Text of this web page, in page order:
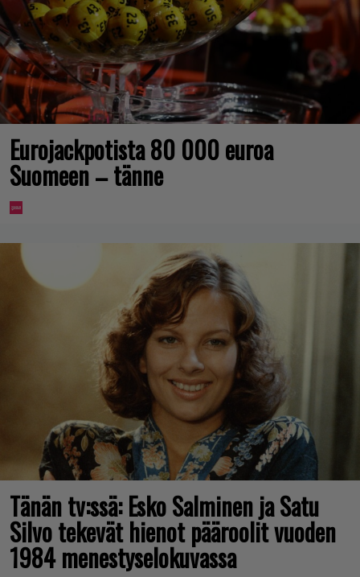
Eurojackpotista 80 000 euroa
Suomeen – tänne
Tänän tv:ssä: Esko Salminen ja Satu
Silvo tekevät hienot pääroolit vuoden
1984 menestyselokuvassa